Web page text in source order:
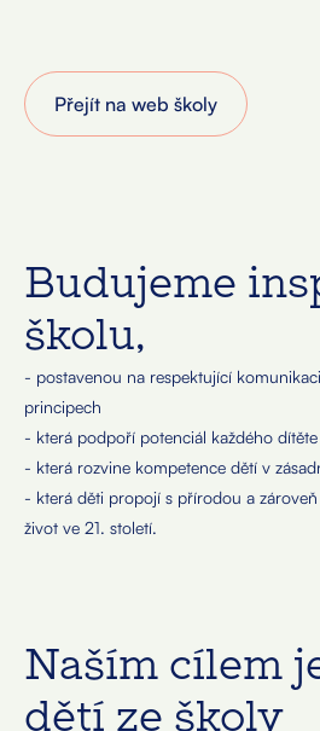
Přejít na web školy
Budujeme
školu,
- postavenou na respektující
principech
- která podpoří potenciál každého dítěte
- která rozvine kompetence dětí v
- která děti propojí s přírodou a
život ve 21. století.
Naším cílem
dětí ze školy